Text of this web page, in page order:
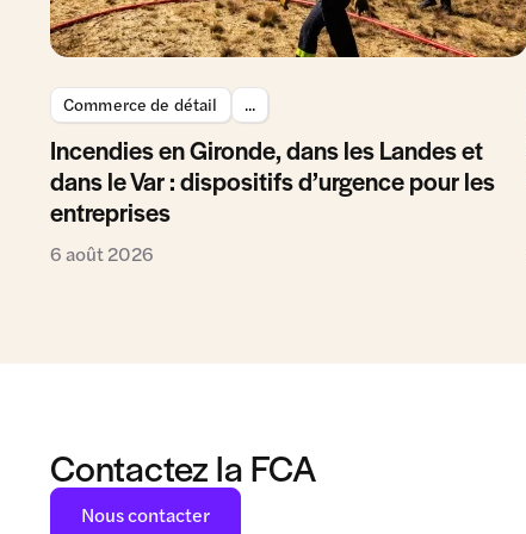
Commerce de détail ...
Incendies en Gironde, dans les Landes et
dans le Var : dispositifs d’urgence pour les
entreprises
6 août 2026
Contactez la FCA
Nous contacter